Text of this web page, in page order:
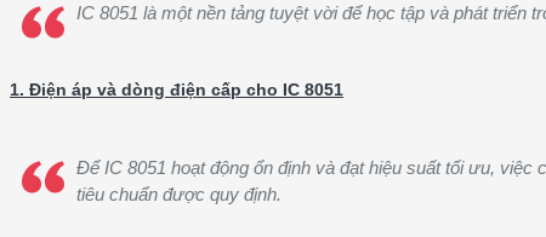
IC 8051 là một nền tảng tuyệt vời để học tập và phát triển
1. Điện áp và dòng điện cấp cho IC 8051
Để IC 8051 hoạt động ổn định và đạt hiệu suất tối ưu,
tiêu chuẩn được quy định.